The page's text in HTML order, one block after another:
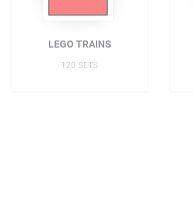
LEGO TRAINS
120 SETS